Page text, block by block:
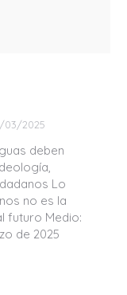
03/2025
deben
Lo
no es la
futuro Medio:
de 2025